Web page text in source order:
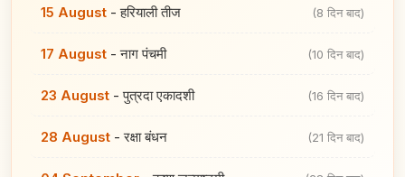
15 August -हरियाली तीज (8 दिन बाद)
17 August -नाग पंचमी (10 दिन बाद)
23 August -पुत्रदा एकादशी (16 दिन बाद)
28 August -रक्षा बंधन (21 दिन बाद)